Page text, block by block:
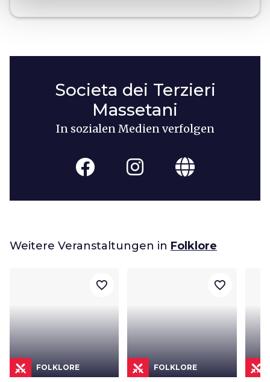
Societa dei Terzieri
Massetani
In sozialen Medien verfolgen
Weitere Veranstaltungen in Folklore
FOLKLORE
favorite_border
FOLKLORE
favorite_border